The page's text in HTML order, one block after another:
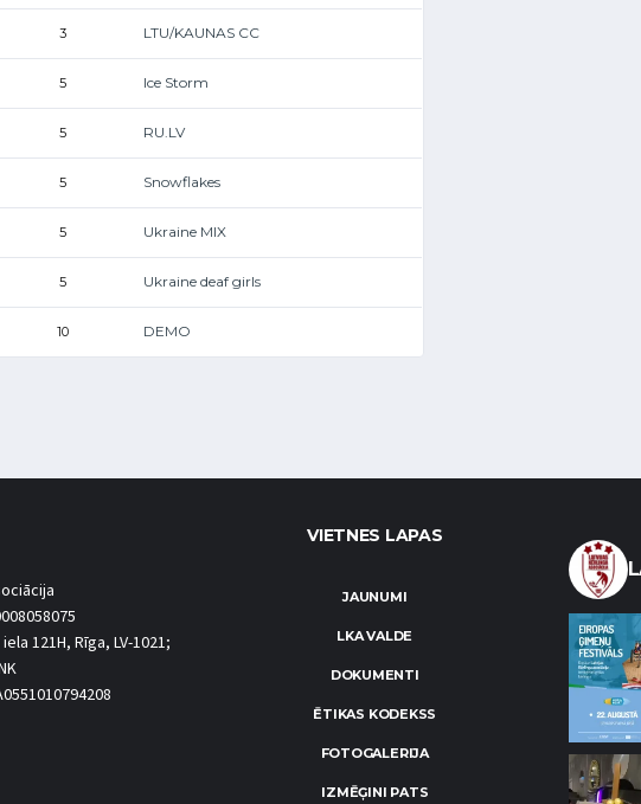
3 LTU/KAUNAS CC
5 Ice Storm
5 RU.LV
5 Snowflakes
5 Ukraine MIX
5 Ukraine deaf girls
10 DEMO
121H, Rīga, LV-1021;
VIETNES LAPAS
JAUNUMI
LKA VALDE
DOKUMENTI
ĒTIKAS KODEKSS
FOTOGALERIJA
IZMĒĢINI PATS